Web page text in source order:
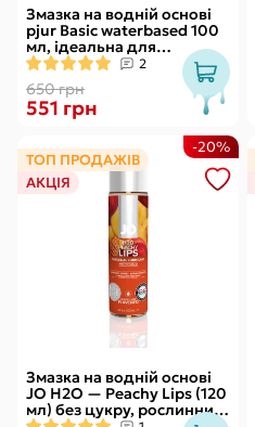
Змазка на водній основі
pjur Basic waterbased 100
мл, ідеальна для
новачків, найкраща ціна/
якість
2
650 грн
551 грн
ТОП ПРОДАЖІВ
АКЦІЯ
Змазка на водній основі
JO H2O — Peachy Lips (120
мл) без цукру, рослинний
-20%